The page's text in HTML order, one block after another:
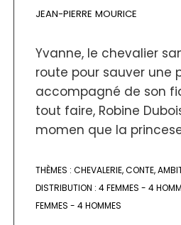
JEAN-PIERRE MOURICE
Yvanne, le chevalier
route pour sauver une
accompagné de son
tout faire, Robine
momen que la
THÈMES : CHEVALERIE,CONTE,
DISTRIBUTION : 4 FEMMES - 4
FEMMES - 4 HOMMES